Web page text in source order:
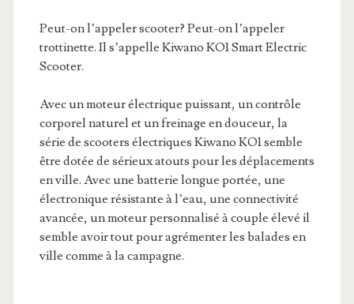
Peut-on l’appeler scooter? Peut-on l’appeler
trottinette. Il s’appelle Kiwano KO1 Smart Electric
Scooter.
Avec un moteur électrique puissant, un contrôle
corporel naturel et un freinage en douceur, la
série de scooters électriques Kiwano KO1 semble
être dotée de sérieux atouts pour les déplacements
en ville. Avec une batterie longue portée, une
électronique résistante à l’eau, une connectivité
avancée, un moteur personnalisé à couple élevé il
semble avoir tout pour agrémenter les balades en
ville comme à la campagne.